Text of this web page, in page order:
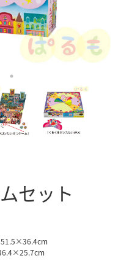
セット